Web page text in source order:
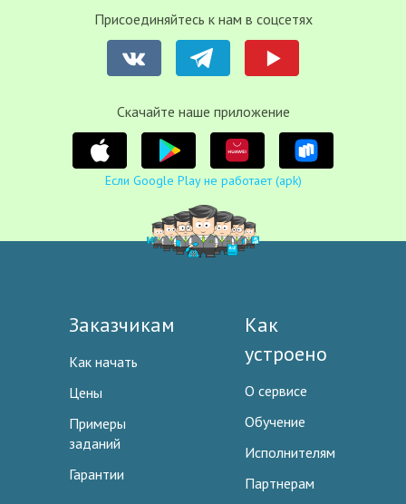
Присоединяйтесь к нам в соцсетях
Cкачайте наше приложение
Если Google Play не работает (apk)
Заказчикам
Как начать
Цены
Примеры
заданий
Гарантии
Как
устроено
О сервисе
Обучение
Исполнителям
Партнерам